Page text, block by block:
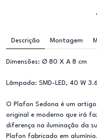
Descrição Montagem
Dimensões: Ø 80 X A 8 cm
Lâmpada: SMD-LED, 40 W
O Plafon Sedona é um
original e moderno que irá
diferença na iluminação da
Plafon fabricado em alumínio.